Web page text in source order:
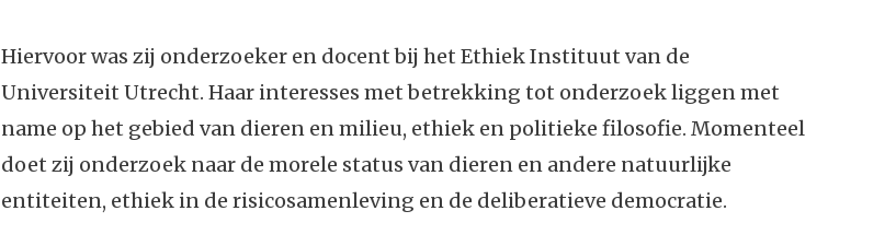
Hiervoor was zij onderzoeker en docent bij het Ethiek Instituut van de
Universiteit Utrecht. Haar interesses met betrekking tot onderzoek liggen met
name op het gebied van dieren en milieu, ethiek en politieke filosofie. Momenteel
doet zij onderzoek naar de morele status van dieren en andere natuurlijke
entiteiten, ethiek in de risicosamenleving en de deliberatieve democratie.